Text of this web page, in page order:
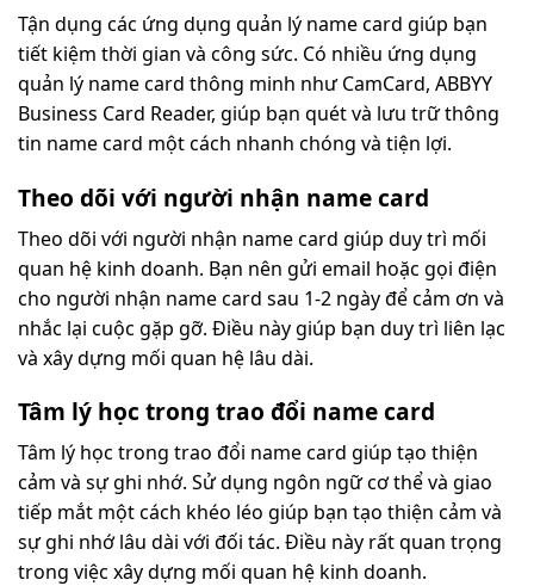
Tận dụng các ứng dụng quản lý name card giúp bạn
tiết kiệm thời gian và công sức. Có nhiều ứng dụng
quản lý name card thông minh như CamCard, ABBYY
Business Card Reader, giúp bạn quét và lưu trữ thông
tin name card một cách nhanh chóng và tiện lợi.
Theo dõi với người nhận name card
Theo dõi với người nhận name card giúp duy trì mối
quan hệ kinh doanh. Bạn nên gửi email hoặc gọi điện
cho người nhận name card sau 1-2 ngày để cảm ơn và
nhắc lại cuộc gặp gỡ. Điều này giúp bạn duy trì liên lạc
và xây dựng mối quan hệ lâu dài.
Tâm lý học trong trao đổi name card
Tâm lý học trong trao đổi name card giúp tạo thiện
cảm và sự ghi nhớ. Sử dụng ngôn ngữ cơ thể và giao
tiếp mắt một cách khéo léo giúp bạn tạo thiện cảm và
sự ghi nhớ lâu dài với đối tác. Điều này rất quan trọng
trong việc xây dựng mối quan hệ kinh doanh.